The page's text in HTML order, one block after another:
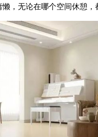
，无论在哪个空间休憩